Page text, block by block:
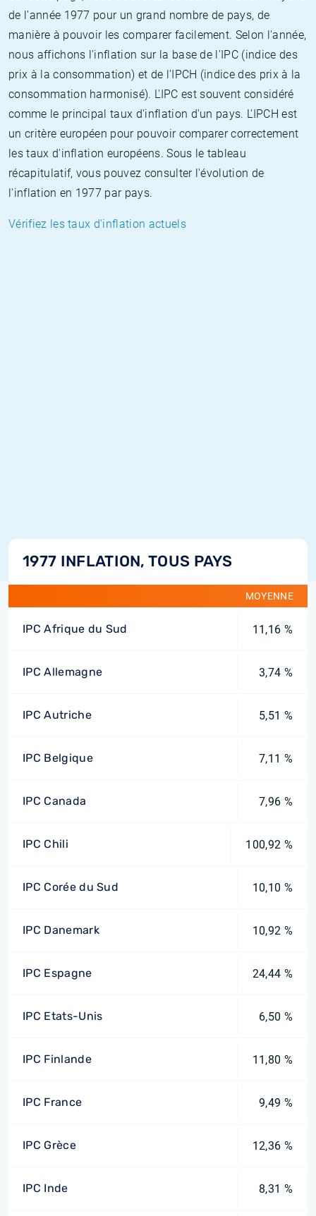
de l'année 1977 pour un grand nombre de pays, de
manière à pouvoir les comparer facilement. Selon l'année,
nous affichons l'inflation sur la base de l'IPC (indice des
prix à la consommation) et de l'IPCH (indice des prix à la
consommation harmonisé). L'IPC est souvent considéré
comme le principal taux d'inflation d'un pays. L'IPCH est
un critère européen pour pouvoir comparer correctement
les taux d'inflation européens. Sous le tableau
récapitulatif, vous pouvez consulter l'évolution de
l'inflation en 1977 par pays.
Vérifiez les taux d'inflation actuels
1977 INFLATION, TOUS PAYS
MOYENNE
IPC Afrique du Sud 11,16 %
IPC Allemagne 3,74 %
IPC Autriche 5,51 %
IPC Belgique 7,11 %
IPC Canada 7,96 %
IPC Chili 100,92 %
IPC Corée du Sud 10,10 %
IPC Danemark 10,92 %
IPC Espagne 24,44 %
IPC Etats-Unis 6,50 %
IPC Finlande 11,80 %
IPC France 9,49 %
IPC Grèce 12,36 %
IPC Inde 8,31 %